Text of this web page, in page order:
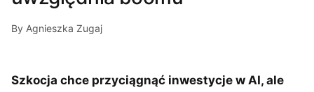
By Agnieszka Zugaj
Szkocja chce przyciągnąć inwestycje w AI, ale